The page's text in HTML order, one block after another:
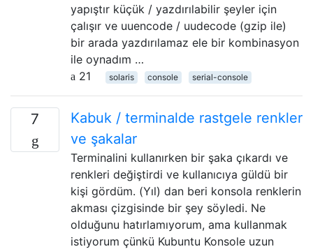
yapıştır küçük / yazdırılabilir şeyler için
çalışır ve uuencode / uudecode (gzip ile)
bir arada yazdırılamaz ele bir kombinasyon
ile oynadım …
21
solaris console serial-console
7
Kabuk / terminalde rastgele renkler
ve şakalar
Terminalini kullanırken bir şaka çıkardı ve
renkleri değiştirdi ve kullanıcıya güldü bir
kişi gördüm. (Yıl) dan beri konsola renklerin
akması çizgisinde bir şey söyledi. Ne
olduğunu hatırlamıyorum, ama kullanmak
istiyorum çünkü Kubuntu Konsole uzun